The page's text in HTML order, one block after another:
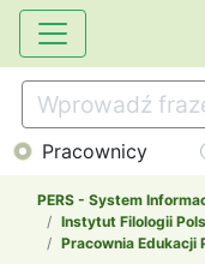
Pracownicy
PERS - System
Instytut Filologii
Pracownia Edukacji